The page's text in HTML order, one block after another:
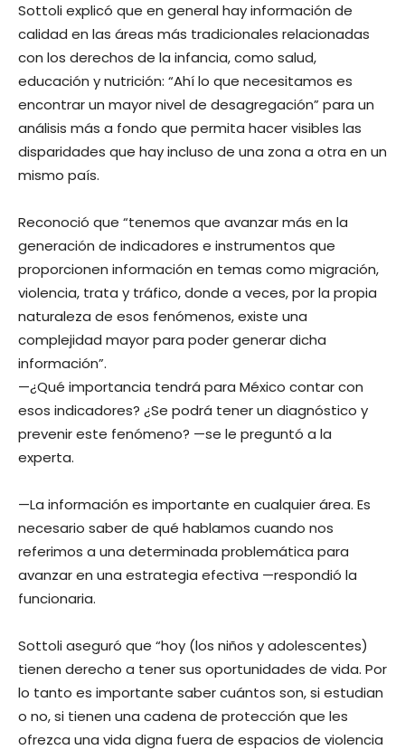
Sottoli explicó que en general hay información de
calidad en las áreas más tradicionales relacionadas
con los derechos de la infancia, como salud,
educación y nutrición: “Ahí lo que necesitamos es
encontrar un mayor nivel de desagregación” para un
análisis más a fondo que permita hacer visibles las
disparidades que hay incluso de una zona a otra en un
mismo país.
Reconoció que “tenemos que avanzar más en la
generación de indicadores e instrumentos que
proporcionen información en temas como migración,
violencia, trata y tráfico, donde a veces, por la propia
naturaleza de esos fenómenos, existe una
complejidad mayor para poder generar dicha
información”.
—¿Qué importancia tendrá para México contar con
esos indicadores? ¿Se podrá tener un diagnóstico y
prevenir este fenómeno? —se le preguntó a la
experta.
—La información es importante en cualquier área. Es
necesario saber de qué hablamos cuando nos
referimos a una determinada problemática para
avanzar en una estrategia efectiva —respondió la
funcionaria.
Sottoli aseguró que “hoy (los niños y adolescentes)
tienen derecho a tener sus oportunidades de vida. Por
lo tanto es importante saber cuántos son, si estudian
o no, si tienen una cadena de protección que les
ofrezca una vida digna fuera de espacios de violencia